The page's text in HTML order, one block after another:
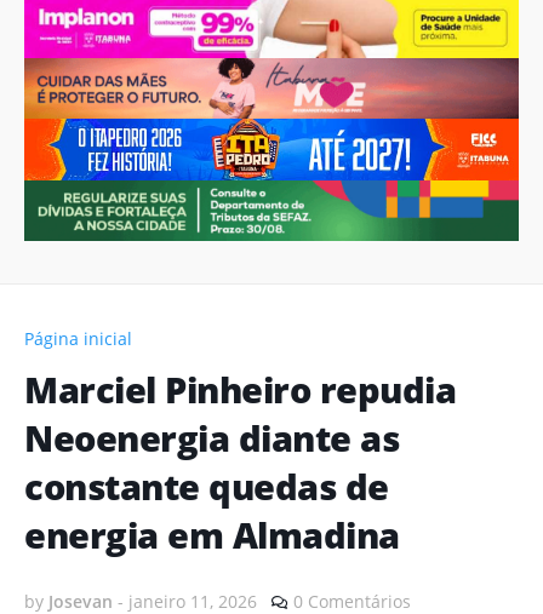
Página inicial
Marciel Pinheiro repudia
Neoenergia diante as
constante quedas de
energia em Almadina
by Josevan - janeiro 11, 2026 0 Comentários